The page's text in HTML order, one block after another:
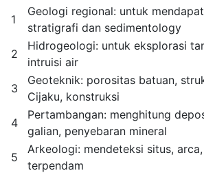
1
Geologi regional: untuk
stratigrafi dan sedimentology
2
Hidrogeologi: untuk eksplorasi
intruisi air
3
Geoteknik: porositas batuan,
Cijaku, konstruksi
4
Pertambangan: menghitung
galian, penyebaran mineral
5
Arkeologi: mendeteksi situs,
terpendam